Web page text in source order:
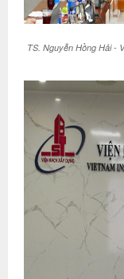
TS. Nguyễn Hồng Hải -